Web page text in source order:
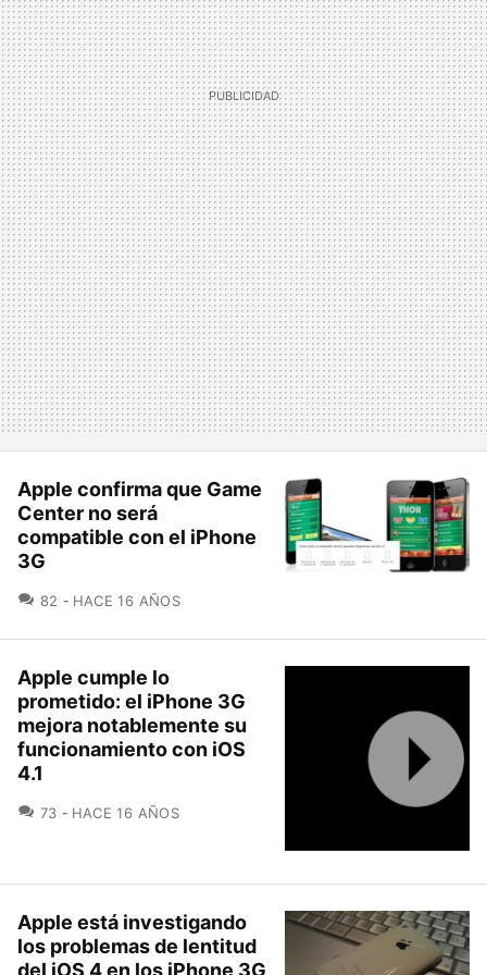
Apple confirma que Game
Center no será
compatible con el iPhone
3G
82 COMENTARIOS
HACE 16 AÑOS
Apple cumple lo
prometido: el iPhone 3G
mejora notablemente su
funcionamiento con iOS
4.1
73 COMENTARIOS
HACE 16 AÑOS
Apple está investigando
los problemas de lentitud